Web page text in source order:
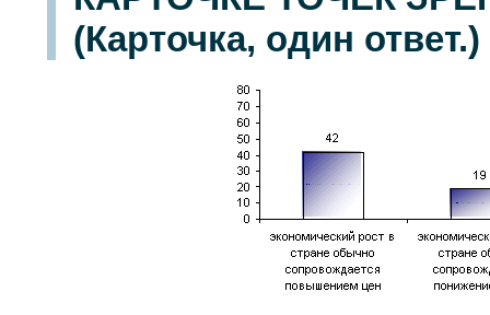
(Карточка, один ответ.)